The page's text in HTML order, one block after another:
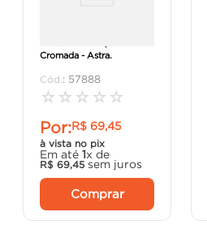
Cromada - Astra.
: 57888
☆ ☆ ☆ ☆ ☆
Por:R$ 69,45
à vista no pix
Em até 1x de
R$ 69,45 sem juros
Comprar